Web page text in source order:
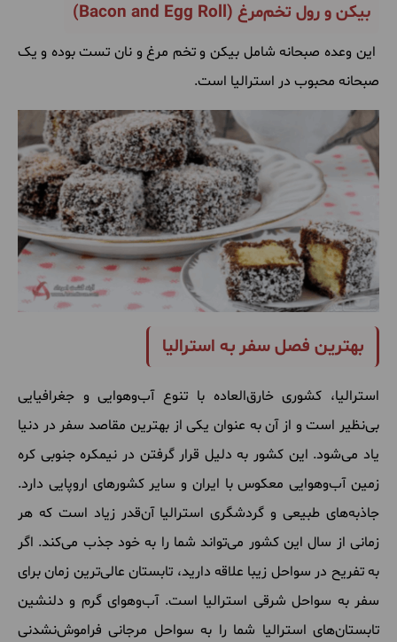
بیکن و رول تخم‌مرغ (Bacon and Egg Roll
)
این وعده صبحانه شامل بیکن و تخم مرغ و نان تست بوده و یک
صبحانه محبوب در استرالیا است.
بهترین فصل سفر به استرالیا
استرالیا، کشوری خارقالعاده با تنوع آبوهوایی و جغرافیایی
بینظیر است و از آن به عنوان یکی از بهترین مقاصد سفر در دنیا
یاد میشود. این کشور به دلیل قرار گرفتن در نیمکره جنوبی کره
زمین آبوهوایی معکوس با ایران و سایر کشورهای اروپایی دارد.
جاذبههای طبیعی و گردشگری استرالیا آنقدر زیاد است که هر
زمانی از سال این کشور میتواند شما را به خود جذب میکند. اگر
به تفریح در سواحل زیبا علاقه دارید، تابستان عالیترین زمان برای
سفر به سواحل شرقی استرالیا است.آبوهوای گرم و دلنشین
تابستانهای استرالیا شما را به سواحل مرجانی فراموشنشدنی